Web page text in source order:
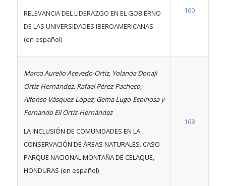
RELEVANCIA DEL LIDERAZGO EN EL GOBIERNO
DE LAS UNIVERSIDADES IBEROAMERICANAS
(en español)
160
Marco Aurelio Acevedo-Ortiz, Yolanda Donaji
Ortiz-Hernández, Rafael Pérez-Pacheco,
Alfonso Vásquez-López, Gema Lugo-Espinosa y
Fernando Elí Ortiz-Hernández
LA INCLUSIÓN DE COMUNIDADES EN LA
CONSERVACIÓN DE ÁREAS NATURALES. CASO
PARQUE NACIONAL MONTAÑA DE CELAQUE,
HONDURAS (en español)
168